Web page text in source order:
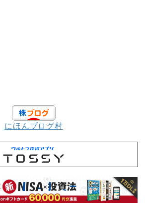
にほんブログ村